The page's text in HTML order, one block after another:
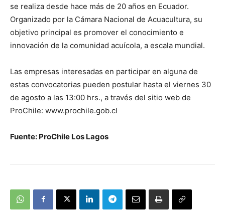
se realiza desde hace más de 20 años en Ecuador.
Organizado por la Cámara Nacional de Acuacultura, su
objetivo principal es promover el conocimiento e
innovación de la comunidad acuícola, a escala mundial.
Las empresas interesadas en participar en alguna de
estas convocatorias pueden postular hasta el viernes 30
de agosto a las 13:00 hrs., a través del sitio web de
ProChile: www.prochile.gob.cl
Fuente: ProChile Los Lagos